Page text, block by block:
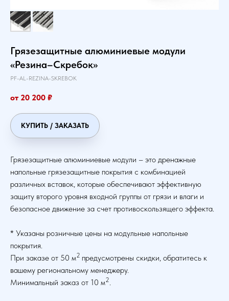
Грязезащитные алюминиевые модули
«Резина–Скребок»
PF-AL-REZINA-SKREBOK
от 20 200 ₽
КУПИТЬ / ЗАКАЗАТЬ
Грязезащитные алюминиевые модули – это дренажные
напольные грязезащитные покрытия с комбинацией
различных вставок, которые обеспечивают эффективную
защиту второго уровня входной группы от грязи и влаги и
безопасное движение за счет противоскользящего эффекта.
* Указаны розничные цены на модульные напольные
покрытия.
При заказе от 50 м2 предусмотрены скидки, обратитесь к
вашему региональному менеджеру.
Минимальный заказ от 10 м2.